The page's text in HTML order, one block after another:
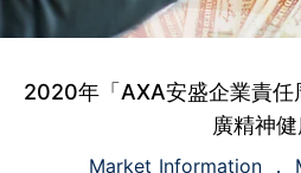
2020年「AXA安盛企業責
廣精神
Market Information